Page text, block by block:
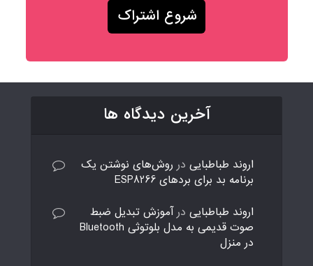
آخرین دیدگاه ها
اروند طباطبایی در روش‌های نوشتن یک
برنامه بد برای بردهای ESP8266
اروند طباطبایی درآموزش تبدیل ضبط
صوت قدیمی به مدل بلوتوثی Bluetooth
در منزل